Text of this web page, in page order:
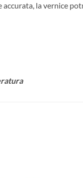
la vernice